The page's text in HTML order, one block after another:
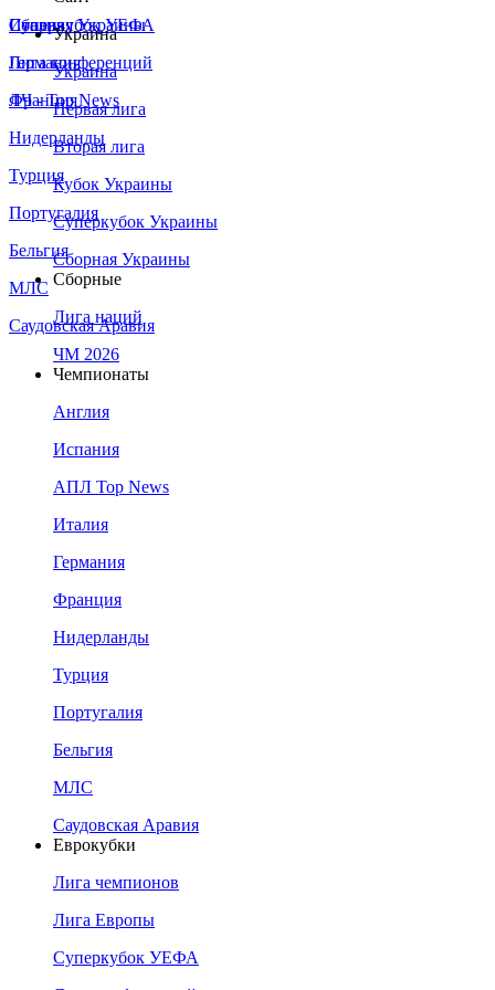
Сборная Украины
Италия
Германия
Франция
Нидерланды
Турция
Португалия
Бельгия
МЛС
Саудовская Аравия
Суперкубок УЕФА
Лига конференций
ЛЧ - Top News
Украина
Украина
Первая лига
Вторая лига
Кубок Украины
Суперкубок Украины
Сборная Украины
Сборные
Лига наций
ЧМ 2026
Чемпионаты
Англия
Испания
АПЛ Top News
Италия
Германия
Франция
Нидерланды
Турция
Португалия
Бельгия
МЛС
Саудовская Аравия
Еврокубки
Лига чемпионов
Лига Европы
Суперкубок УЕФА